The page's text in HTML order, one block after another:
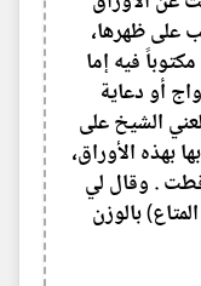
على ظهرها،
فيه إما
أو دعاية
الشيخ على
بهذه الأوراق،
. وقال لي
بالوزن